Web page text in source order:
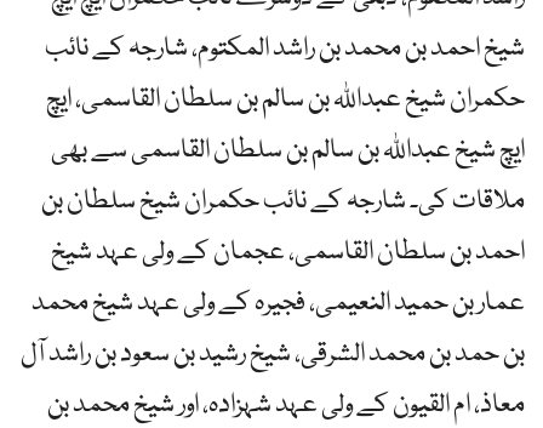
شیخ احمد بن محمد بن راشد المکتوم، شارجہ کے نائب
حکمران شیخ عبداللہ بن سالم بن سلطان القاسمی، ایچ
ایچ شیخ عبداللہ بن سالم بن سلطان القاسمی سے بھی
ملاقات کی۔ شارجہ کے نائب حکمران شیخ سلطان بن
احمد بن سلطان القاسمی، عجمان کے ولی عہد شیخ
عمار بن حمید النعیمی، فجیرہ کے ولی عہد شیخ محمد
بن حمد بن محمد الشرقی، شیخ رشید بن سعود بن راشد آل
معاذ، ام القیون کے ولی عہد شہزادہ، اور شیخ محمد بن